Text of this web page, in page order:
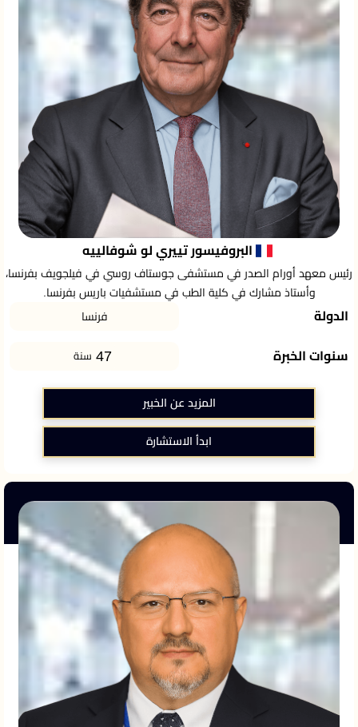
البروفيسور تييري لو شوفالييه
رئيس معهد أورام الصدر في مستشفى جوستاف روسي في فيلجويف بفرنسا،
وأستاذ مشارك في كلية الطب في مستشفيات باريس بفرنسا.
الدولة فرنسا
سنوات الخبرة 47 سنة
المزيد عن الخبير
ابدأ الاستشارة